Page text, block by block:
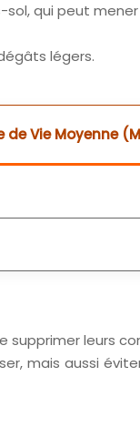
qui peut
légers.
de Vie Moyenne
leurs
mais aussi